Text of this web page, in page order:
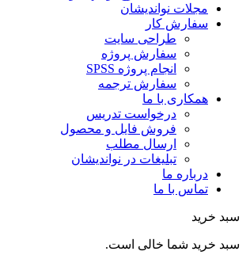
مجلات نواندیشان
سفارش کار
طراحی سایت
سفارش پروژه
انجام پروژه SPSS
سفارش ترجمه
همکاری با ما
درخواست تدریس
فروش فایل و محصول
ارسال مطلب
تبلیغات در نواندیشان
درباره ما
تماس با ما
خرید شما خالی است.